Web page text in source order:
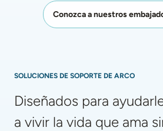
Conozca a nuestros
SOLUCIONES DE SOPORTE DE ARCO
Diseñados para
a vivir la vida que ama